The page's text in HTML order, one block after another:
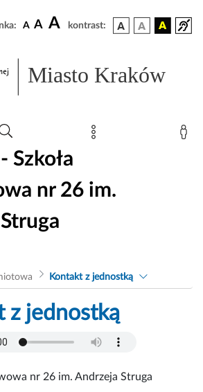
A A A kontrast:
Miasto Kraków
Szkoła
nr 26 im.
Kontakt z jednostką
z jednostką
nr 26 im. Andrzeja Struga